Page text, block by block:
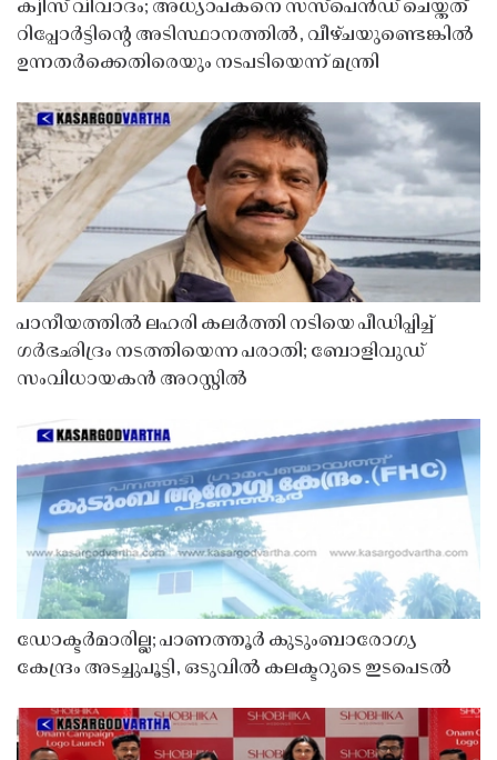
ക്വിസ് വിവാദം; അധ്യാപകനെ സസ്‌പെൻഡ് ചെയ്തത്
റിപ്പോർട്ടിൻ്റെ അടിസ്ഥാനത്തിൽ, വീഴ്ചയുണ്ടെങ്കിൽ
ഉന്നതർക്കെതിരെയും നടപടിയെന്ന് മന്ത്രി
പാനീയത്തിൽ ലഹരി കലർത്തി നടിയെ പീഡിപ്പിച്ച്
ഗർഭഛിദ്രം നടത്തിയെന്ന പരാതി; ബോളിവുഡ്
സംവിധായകൻ അറസ്റ്റിൽ
ഡോക്ടർമാരില്ല; പാണത്തൂർ കുടുംബാരോഗ്യ
കേന്ദ്രം അടച്ചുപൂട്ടി, ഒടുവിൽ കലക്ടറുടെ ഇടപെടൽ